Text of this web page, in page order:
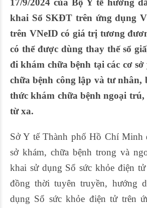
17/9/2024 của Bộ Y tế hướng
khai Sổ SKĐT trên ứng dụng
trên VNeID có giá trị tương
có thể được dùng thay thế sổ
đi khám chữa bệnh tại các cơ sở
chữa bệnh công lập và tư nhân,
thức khám chữa bệnh ngoại
từ xa.
Sở Y tế Thành phố Hồ Chí Minh
sở khám, chữa bệnh trong và
khai sử dụng Sổ sức khỏe điện
đồng thời tuyên truyền, hướng
dụng Sổ sức khỏe điện tử trên